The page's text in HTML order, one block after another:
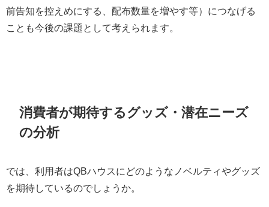
前告知を控えめにする、配布数量を増やす等）につなげる
ことも今後の課題として考えられます。
消費者が期待するグッズ・潜在ニーズ
の分析
では、利用者はQBハウスにどのようなノベルティやグッズ
を期待しているのでしょうか。